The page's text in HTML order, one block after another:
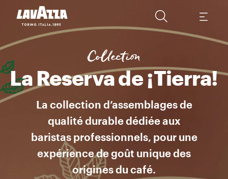
Une histoire de durabilité derrière chaque tasse Chaque
Collection
La Reserva de ¡Tierra!
La collection d’assemblages de
qualité durable dédiée aux
baristas professionnels, pour une
expérience de goût unique des
origines du café.